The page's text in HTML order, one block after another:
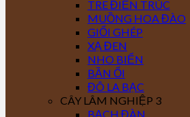
TRE ĐIỀN TRÚC
MUỒNG HOA ĐÀO
GIỔI GHÉP
XẠ ĐEN
NHO BIỂN
BẦN ỔI
ĐÔ LA BẠC
CÂY LÂM NGHIỆP 3
BẠCH ĐÀN